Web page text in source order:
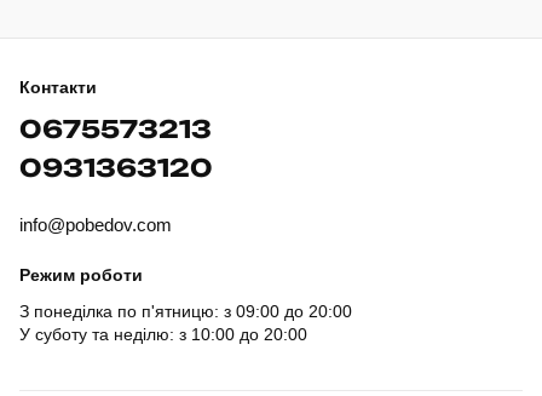
Контакти
0675573213
0931363120
info@pobedov.com
Режим роботи
З понеділка по п'ятницю: з 09:00 до 20:00
У суботу та неділю: з 10:00 до 20:00